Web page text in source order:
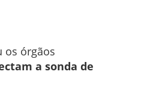
os órgãos
a sonda de